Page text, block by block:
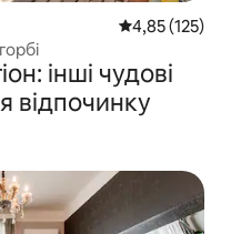
Середня
4,85 (125)
інші чудові
відпочинку